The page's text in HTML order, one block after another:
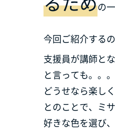
の
今回ご紹介するの
支援員が講師と
と言っても。。。
どうせなら楽し
とのことで、ミ
好きな色を選び